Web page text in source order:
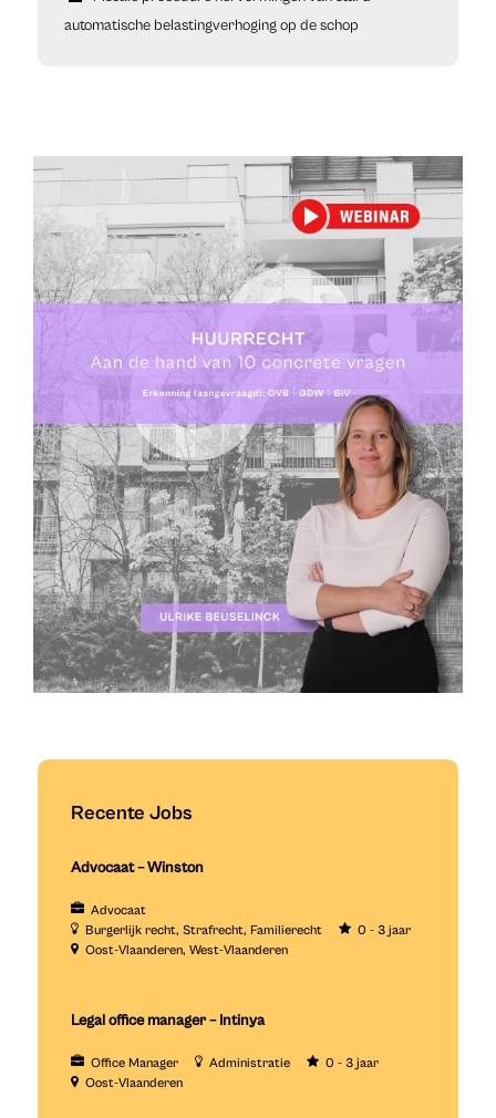
automatische belastingverhoging op de schop
Recente Jobs
Advocaat – Winston
Advocaat
Burgerlijk recht Strafrecht Familierecht
0 - 3 jaar
Oost-Vlaanderen West-Vlaanderen
Legal office manager – Intinya
Office Manager Administratie
0 - 3 jaar
Oost-Vlaanderen